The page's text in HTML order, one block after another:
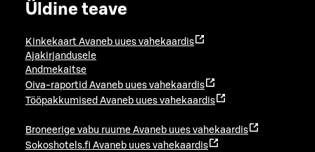
Üldine teave
Kinkekaart Avaneb uues vahekaardis
Ajakirjandusele
Andmekaitse
Oiva-raportid Avaneb uues vahekaardis
Tööpakkumised Avaneb uues vahekaardis
Broneerige vabu ruume Avaneb uues vahekaardis
Sokoshotels.fi Avaneb uues vahekaardis